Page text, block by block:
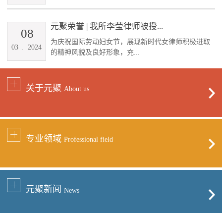
元聚荣誉 | 我所李莹律师被授...
为庆祝国际劳动妇女节，展现新时代女律师积极进取
的精神风貌及良好形象，充...
03 2024
08
关于元聚 About us
专业领域 Professional field
元聚新闻 News